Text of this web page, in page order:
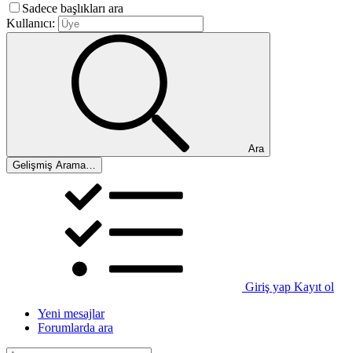
Sadece başlıkları ara
Kullanıcı:
Ara
Gelişmiş Arama…
Giriş yap Kayıt ol
Yeni mesajlar
Forumlarda ara